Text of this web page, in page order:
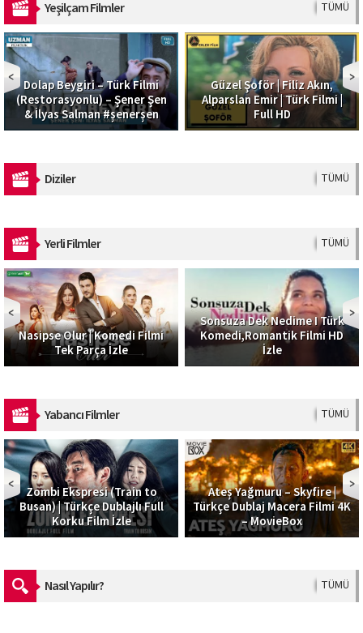
Yeşilçam Filmler TÜMÜ
Dolap Beygiri – Türk Filmi
(Restorasyonlu) – Şener Şen
& İlyas Salman #şenerşen
Güzel Şoför | Filiz Akın,
Alparslan Emir | Türk Filmi |
Full HD
Diziler TÜMÜ
Yerli Filmler TÜMÜ
Nasipse Olur | Komedi Filmi
Tek Parça İzle
Sonsuza Dek Nedime I Türk
Komedi,Romantik Filmi HD
İzle
Yabancı Filmler TÜMÜ
Zombi Ekspresi (Train to
Busan) | Türkçe Dublajlı Full
Korku Film İzle
Ateş Yağmuru – Skyfire |
Türkçe Dublaj Macera Filmi 4K
– MovieBox
Nasıl Yapılır? TÜMÜ